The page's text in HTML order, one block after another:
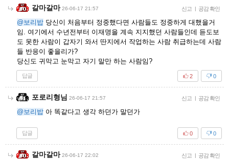
갈마갈마 26-06-17 21:57 신고 | 공감 확인
@보리밥 당신이 처음부터 정중했다면 사람들도 정중하게 대했을거
임. 여기에서 수년전부터 이재명을 계속 지지했던 사람들인데 듣도보
도 못한 사람이 갑자기 와서 딴지에서 작업하는 사람 취급하는데 사람
들 반응이 좋을리가?
당신도 귀막고 눈막고 자기 말만 하는 사람임?
답글 0
2
포로리형님 26-06-17 21:57 신고 | 공감 확인
@보리밥 아 똑같다고 생각 하던가 말던가
답글 0
0
갈마갈마 26-06-17 22:02 신고 | 공감 확인